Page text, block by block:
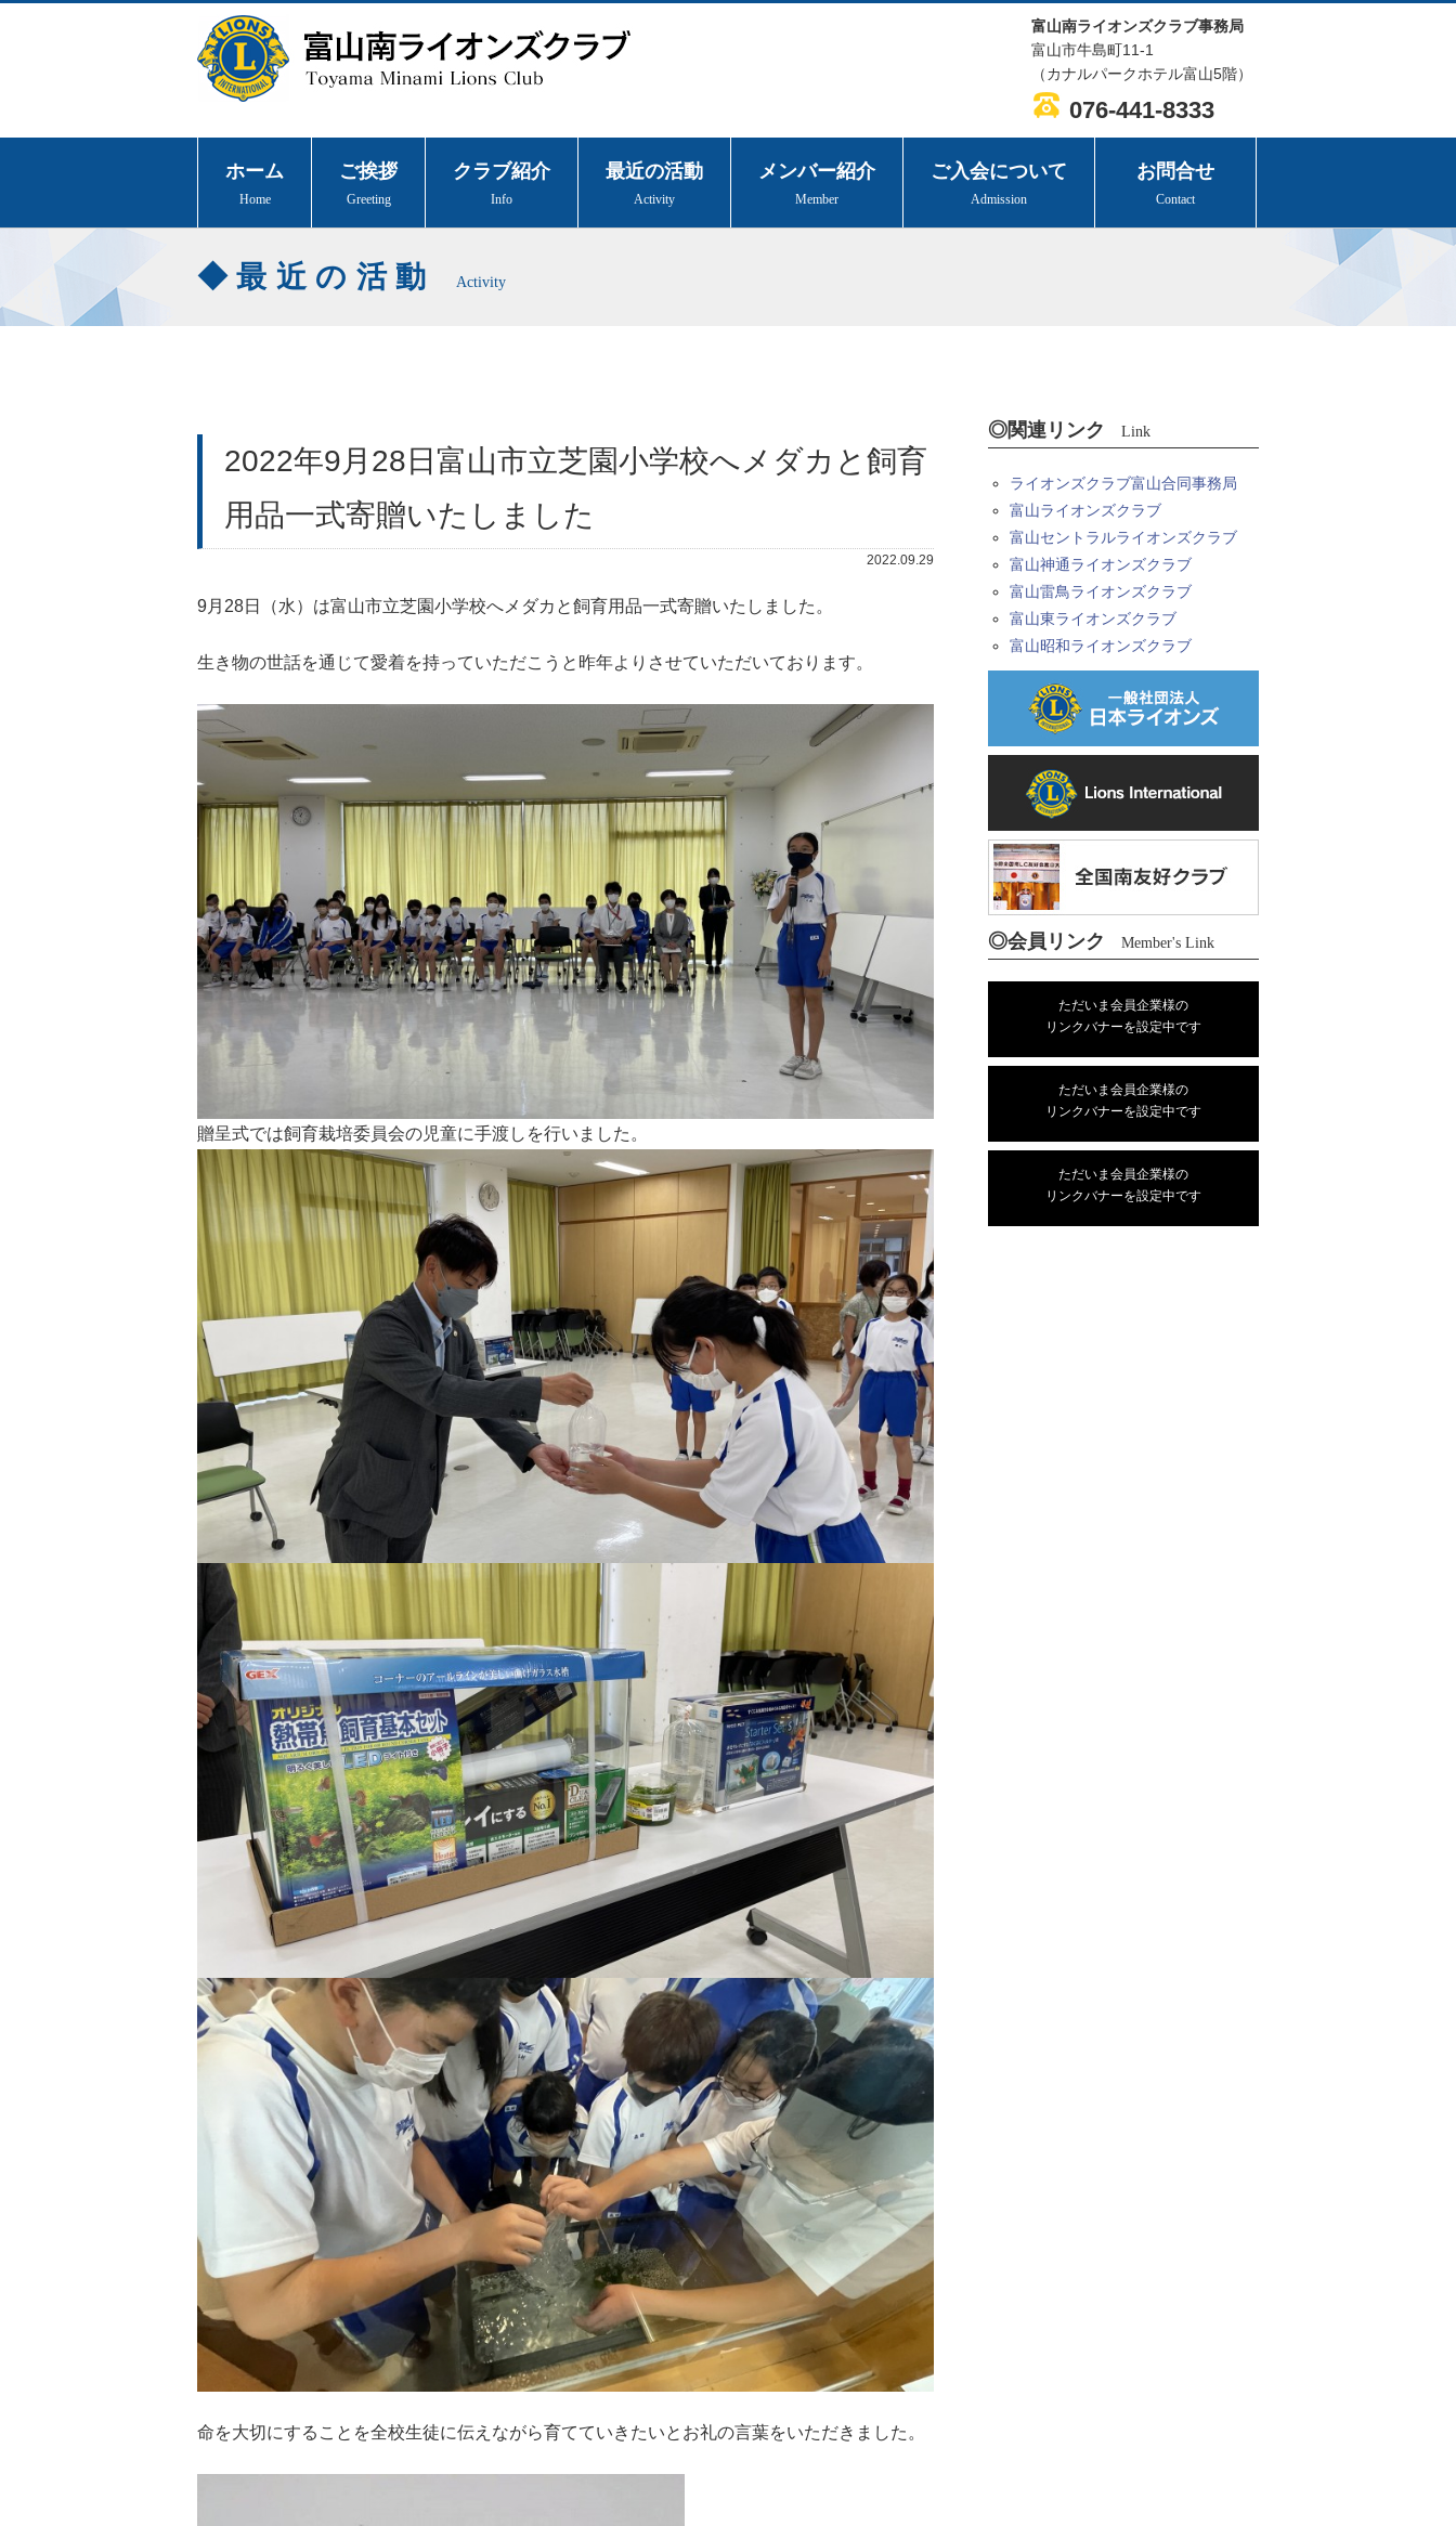
富山南ライオンズクラブ事務局
富山市牛島町11-1
（カナルパークホテル富山5階）
076-441-8333
ホーム
Home
ご挨拶
Greeting
クラブ紹介
Info
最近の活動
Activity
メンバー紹介
Member
ご入会について
Admission
お問合せ
Contact
最近の活動 Activity
2022年9月28日富山市立芝園小学校へメダカと飼育
用品一式寄贈いたしました
2022.09.29
9月28日（水）は富山市立芝園小学校へメダカと飼育用品一式寄贈いたしました。
生き物の世話を通じて愛着を持っていただこうと昨年よりさせていただいております。
贈呈式では飼育栽培委員会の児童に手渡しを行いました。
命を大切にすることを全校生徒に伝えながら育てていきたいとお礼の言葉をいただきました。
◎関連リンク Link
ライオンズクラブ富山合同事務局
富山ライオンズクラブ
富山セントラルライオンズクラブ
富山神通ライオンズクラブ
富山雷鳥ライオンズクラブ
富山東ライオンズクラブ
富山昭和ライオンズクラブ
◎会員リンク Member's Link
ただいま会員企業様の
リンクバナーを設定中です
ただいま会員企業様の
リンクバナーを設定中です
ただいま会員企業様の
リンクバナーを設定中です